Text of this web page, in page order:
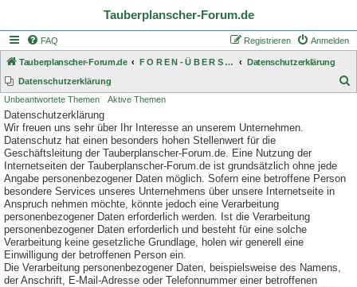
Tauberplanscher-Forum.de
FAQ Anmelden
Registrieren
Tauberplanscher-Forum.de F O R E N - Ü B E R S I C H T
Datenschutzerklärung
Datenschutzerklärung
Unbeantwortete Themen Aktive Themen
Datenschutzerklärung
Wir freuen uns sehr über Ihr Interesse an unserem Unternehmen.
Datenschutz hat einen besonders hohen Stellenwert für die
Geschäftsleitung der Tauberplanscher-Forum.de. Eine Nutzung der
Internetseiten der Tauberplanscher-Forum.de ist grundsätzlich ohne jede
Angabe personenbezogener Daten möglich. Sofern eine betroffene Person
besondere Services unseres Unternehmens über unsere Internetseite in
Anspruch nehmen möchte, könnte jedoch eine Verarbeitung
personenbezogener Daten erforderlich werden. Ist die Verarbeitung
personenbezogener Daten erforderlich und besteht für eine solche
Verarbeitung keine gesetzliche Grundlage, holen wir generell eine
Einwilligung der betroffenen Person ein.
Die Verarbeitung personenbezogener Daten, beispielsweise des Namens,
der Anschrift, E-Mail-Adresse oder Telefonnummer einer betroffenen